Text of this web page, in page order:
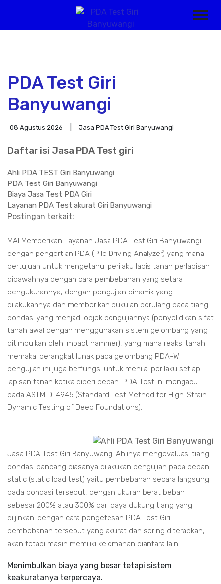
PDA Test Giri
Banyuwangi
08 Agustus 2026 Jasa PDA Test Giri Banyuwangi
Daftar isi Jasa PDA Test giri
Ahli PDA TEST Giri Banyuwangi
PDA Test Giri Banyuwangi
Biaya Jasa Test PDA Giri
Layanan PDA Test akurat Giri Banyuwangi
Postingan terkait:
MAI Memberikan Layanan Jasa PDA Test Giri Banyuwangi
dengan pengertian PDA (Pile Driving Analyzer) yang mana
bertujuan untuk mengetahui perilaku lapis tanah perlapisan
dibawahnya dengan cara pembebanan yang setara
pengukurannya, dengan pengujian dinamik yang
dilakukannya dan memberikan pukulan berulang pada tiang
pondasi yang menjadi objek pengujiannya (penyelidikan sifat
tanah awal dengan menggunakan sistem gelombang yang
ditimbulkan oleh impact hammer), yang mana reaksi tanah
memakai perangkat lunak pada gelombang PDA-W
pengujian ini juga berfungsi untuk menilai perilaku setiap
lapisan tanah ketika diberi beban. PDA Test ini mengacu
pada ASTM D-4945 (Standard Test Method for High-Strain
Dynamic Testing of Deep Foundations).
Jasa PDA Test Giri Banyuwangi Ahlinya mengevaluasi tiang
pondasi pancang biasanya dilakukan pengujian pada beban
static (static load test) yaitu pembebanan secara langsung
pada pondasi tersebut, dengan ukuran berat beban
sebesar 200% atau 300% dari daya dukung tiang yang
diijinkan. dengan cara pengetesan PDA Test Giri
pembebanan tersebut yang akurat dan sering diterapkan,
akan tetapi masih memiliki kelemahan diantara lain:
Menimbulkan biaya yang besar tetapi sistem
keakuratanya terpercaya.